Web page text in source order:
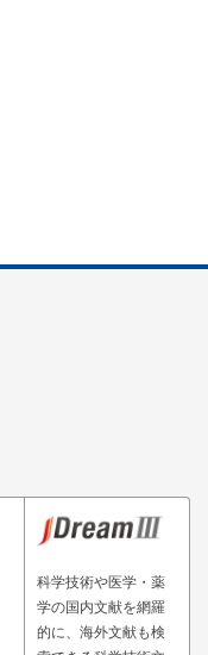
科学技術や医学・薬
学の国内文献を網羅
的に、海外文献も検